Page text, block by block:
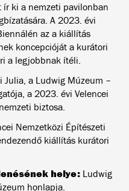
ír ki a nemzeti pavilonban
A 2023. évi
az a kiállítás
koncepcióját a kurátori
a legjobbnak ítéli.
Julia, a Ludwig Múzeum –
a 2023. évi Velencei
biztosa.
Nemzetközi Építészeti
kiállítás kurátori
helye: Ludwig
honlapja.